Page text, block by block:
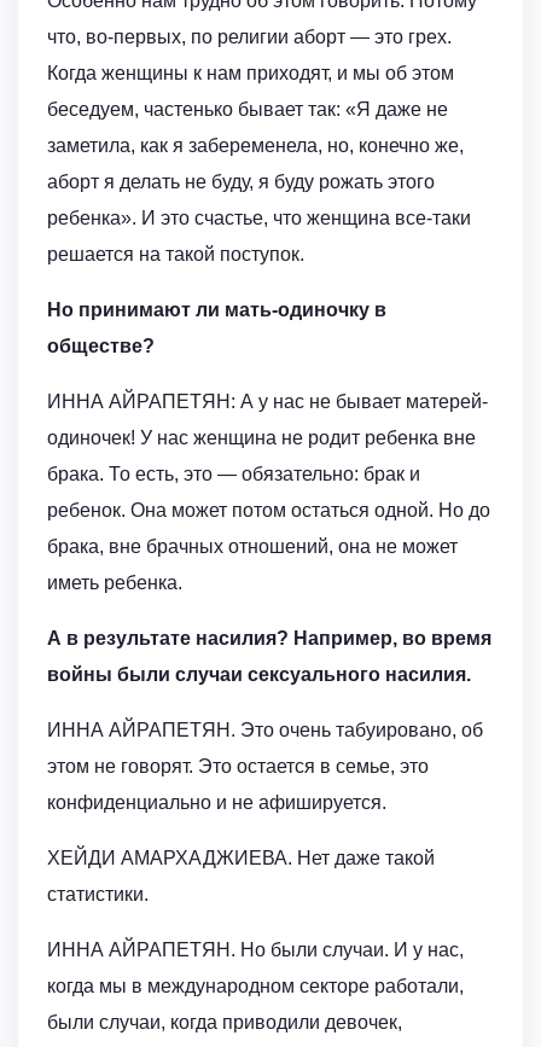
что, во-первых, по религии аборт — это грех.
Когда женщины к нам приходят, и мы об этом
беседуем, частенько бывает так: «Я даже не
заметила, как я забеременела, но, конечно же,
аборт я делать не буду, я буду рожать этого
ребенка». И это счастье, что женщина все-таки
решается на такой поступок.
Но принимают ли мать-одиночку в
обществе?
ИННА АЙРАПЕТЯН: А у нас не бывает матерей-
одиночек! У нас женщина не родит ребенка вне
брака. То есть, это — обязательно: брак и
ребенок. Она может потом остаться одной. Но до
брака, вне брачных отношений, она не может
иметь ребенка.
А в результате насилия? Например, во время
войны были случаи сексуального насилия.
ИННА АЙРАПЕТЯН. Это очень табуировано, об
этом не говорят. Это остается в семье, это
конфиденциально и не афишируется.
ХЕЙДИ АМАРХАДЖИЕВА. Нет даже такой
статистики.
ИННА АЙРАПЕТЯН. Но были случаи. И у нас,
когда мы в международном секторе работали,
были случаи, когда приводили девочек,